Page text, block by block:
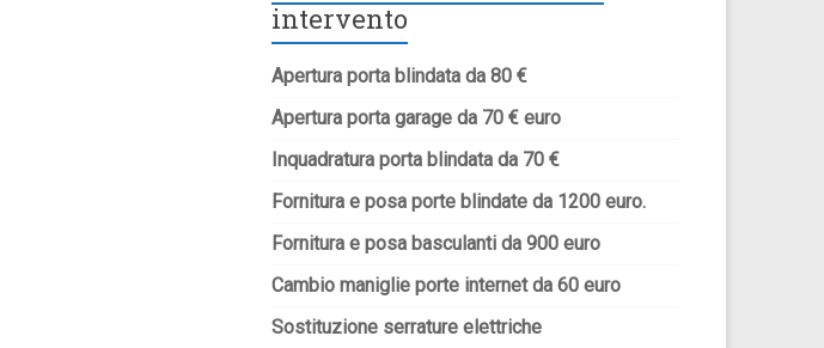
intervento
Apertura porta blindata da 80 €
Apertura porta garage da 70 € euro
Inquadratura porta blindata da 70 €
Fornitura e posa porte blindate da 1200 euro.
Fornitura e posa basculanti da 900 euro
Cambio maniglie porte internet da 60 euro
Sostituzione serrature elettriche